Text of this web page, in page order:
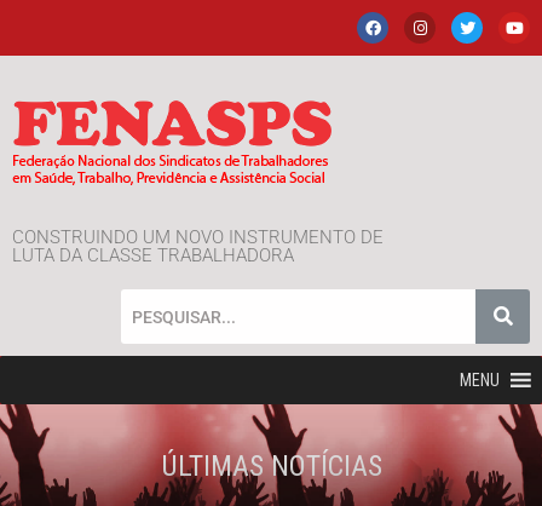
CONSTRUINDO UM NOVO INSTRUMENTO DE
LUTA DA CLASSE TRABALHADORA
MENU
ÚLTIMAS NOTÍCIAS